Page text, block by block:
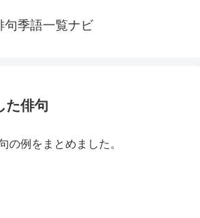
句季語一覧ナビ
た俳句
の例をまとめました。